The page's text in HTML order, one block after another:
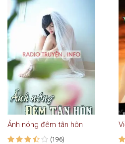
Ảnh nóng đêm tân hôn
(196)